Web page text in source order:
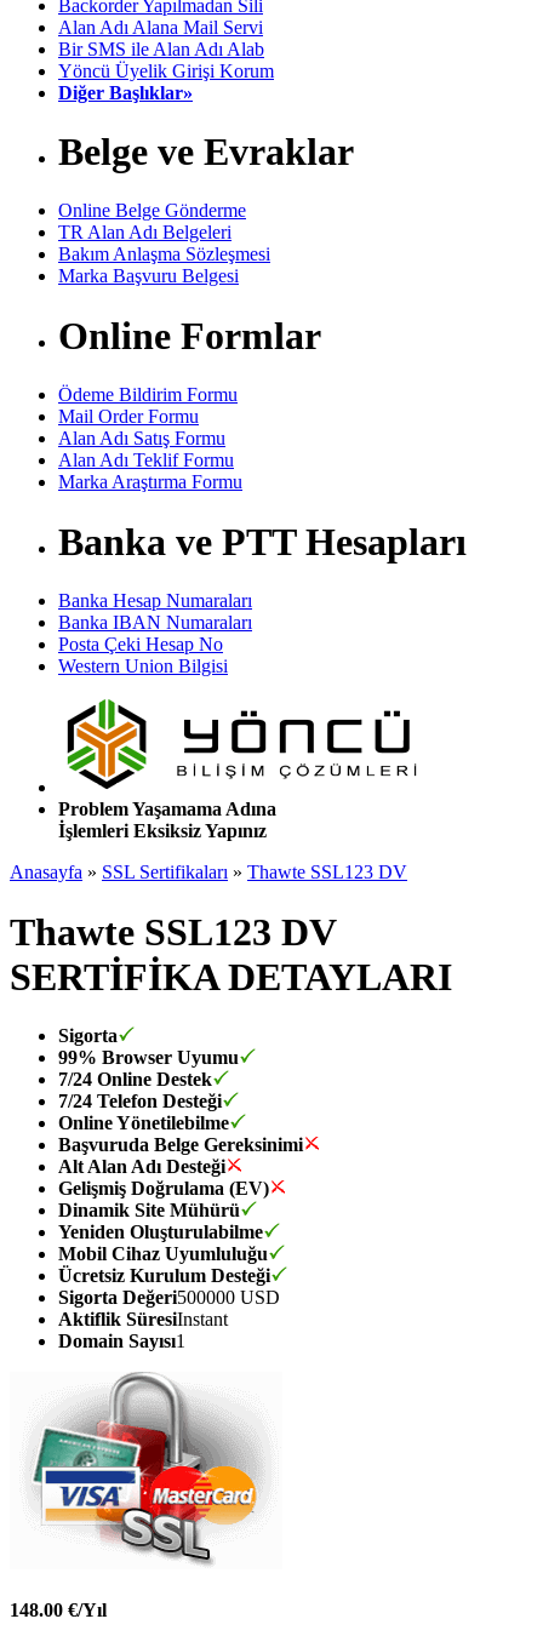
Backorder Yapılmadan Sili
Alan Adı Alana Mail Servi
Bir SMS ile Alan Adı Alab
Yöncü Üyelik Girişi Korum
Diğer Başlıklar»
Belge ve Evraklar
Online Belge Gönderme
TR Alan Adı Belgeleri
Bakım Anlaşma Sözleşmesi
Marka Başvuru Belgesi
Online Formlar
Ödeme Bildirim Formu
Mail Order Formu
Alan Adı Satış Formu
Alan Adı Teklif Formu
Marka Araştırma Formu
Banka ve PTT Hesapları
Banka Hesap Numaraları
Banka IBAN Numaraları
Posta Çeki Hesap No
Western Union Bilgisi
Problem Yaşamama Adına
İşlemleri Eksiksiz Yapınız
Anasayfa » SSL Sertifikaları » Thawte SSL123 DV
Thawte SSL123 DV
SERTİFİKA DETAYLARI
Sigorta
99% Browser Uyumu
7/24 Online Destek
7/24 Telefon Desteği
Online Yönetilebilme
Başvuruda Belge Gereksinimi
Alt Alan Adı Desteği
Gelişmiş Doğrulama (EV)
Dinamik Site Mühürü
Yeniden Oluşturulabilme
Mobil Cihaz Uyumluluğu
Ücretsiz Kurulum Desteği
Sigorta Değeri500000 USD
Aktiflik SüresiInstant
Domain Sayısı1
148.00 €/Yıl